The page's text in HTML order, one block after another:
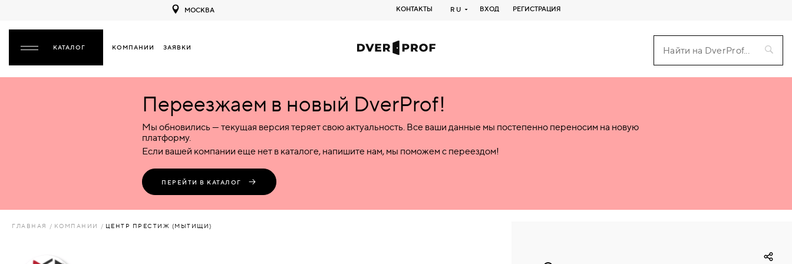
МОСКВА КОНТАКТЫ RU ВХОД РЕГИСТРАЦИЯ
КОМПАНИИ ЗАЯВКИ
НАЗАД
ПЛАСТИКОВЫЕ
КОМБИНИРОВАННЫЕ
Межкомнатные
Деревянные
Пластиковые
Комбинированные
Входные
Металлические
Пластиковые
Стеклянные
Комбинированные
Специализированные
Металлические
Пластиковые
Стеклянные
Комбинированные
Переезжаем в новый DverProf!
Мы обновились — текущая версия теряет свою актуальность. Все ваши данные мы постепенно переносим на новую
платформу.
Если вашей компании еще нет в каталоге, напишите нам, мы поможем с переездом!
ПЕРЕЙТИ В КАТАЛОГ
ГЛАВНАЯ КОМПАНИИ ЦЕНТР ПРЕСТИЖ (МЫТИЩИ)